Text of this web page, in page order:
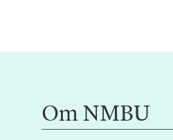
Om NMBU